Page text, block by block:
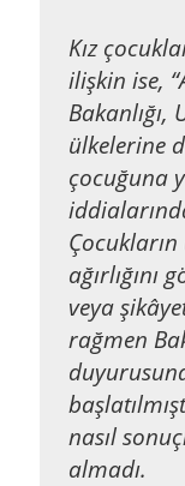
Kız
ilişkin ise,
Bakanlığı,
ülkelerine
çocuğuna
veya
rağmen
nasıl
almadı.